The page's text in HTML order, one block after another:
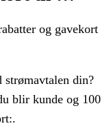
og gavekort
din?
blir kunde og 100